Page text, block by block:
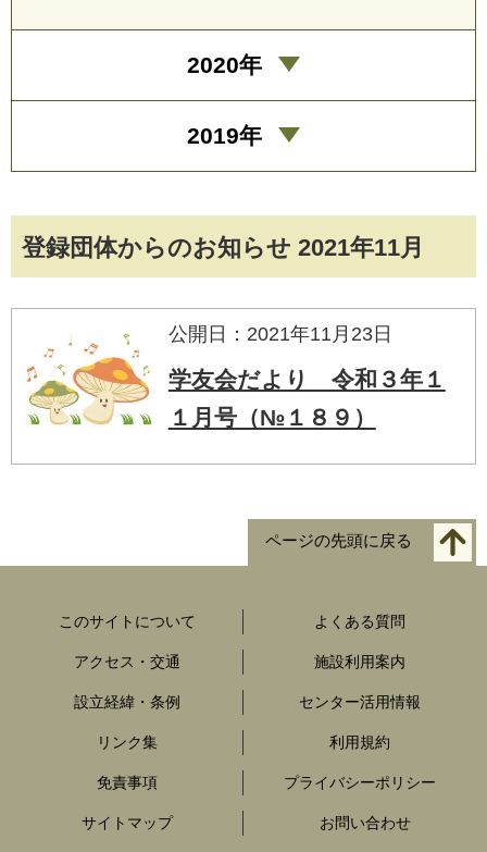
登録団体からのお知らせ 2021年11月
公開日：2021年11月23日
学友会だより 令和３年１
１月号（№１８９）
2020年
2019年
ページの先頭に戻る
このサイトについて よくある質問
アクセス・交通 施設利用案内
設立経緯・条例 センター活用情報
リンク集 利用規約
免責事項 プライバシーポリシー
サイトマップ お問い合わせ